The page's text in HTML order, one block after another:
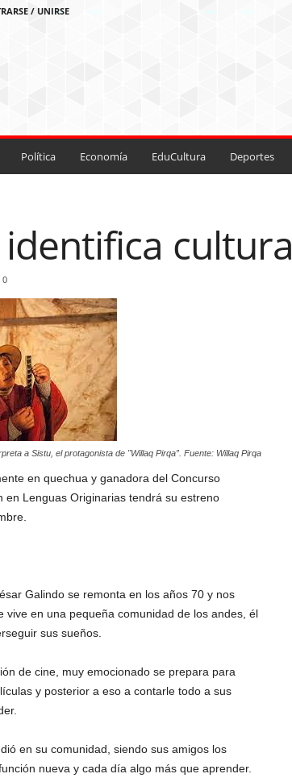
/ UNIRSE
Política Economía EduCultura Deportes
cultura
0
a Sistu, el protagonista de "Willaq Pirqa”. Fuente: Willaq Pirqa
en quechua y ganadora del Concurso
en Lenguas Originarias tendrá su estreno
Galindo se remonta en los años 70 y nos
en una pequeña comunidad de los andes, él
sus sueños.
de cine, muy emocionado se prepara para
y posterior a eso a contarle todo a sus
en su comunidad, siendo sus amigos los
nueva y cada día algo más que aprender.